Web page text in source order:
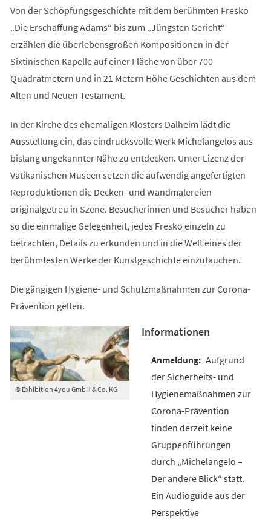
Von der Schöpfungsgeschichte mit dem berühmten Fresko
„Die Erschaffung Adams“ bis zum „Jüngsten Gericht“
erzählen die überlebensgroßen Kompositionen in der
Sixtinischen Kapelle auf einer Fläche von über 700
Quadratmetern und in 21 Metern Höhe Geschichten aus dem
Alten und Neuen Testament.
In der Kirche des ehemaligen Klosters Dalheim lädt die
Ausstellung ein, das eindrucksvolle Werk Michelangelos aus
bislang ungekannter Nähe zu entdecken. Unter Lizenz der
Vatikanischen Museen setzen die aufwendig angefertigten
Reproduktionen die Decken- und Wandmalereien
originalgetreu in Szene. Besucherinnen und Besucher haben
so die einmalige Gelegenheit, jedes Fresko einzeln zu
betrachten, Details zu erkunden und in die Welt eines der
berühmtesten Werke der Kunstgeschichte einzutauchen.
Die gängigen Hygiene- und Schutzmaßnahmen zur Corona-
Prävention gelten.
© Exhibition 4you GmbH & Co. KG
Informationen
Aufgrund
der Sicherheits- und
Hygienemaßnahmen zur
Corona-Prävention
finden derzeit keine
Gruppenführungen
durch „Michelangelo –
Der andere Blick“ statt.
Ein Audioguide aus der
Perspektive